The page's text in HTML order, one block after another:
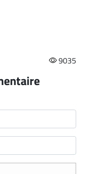
9035